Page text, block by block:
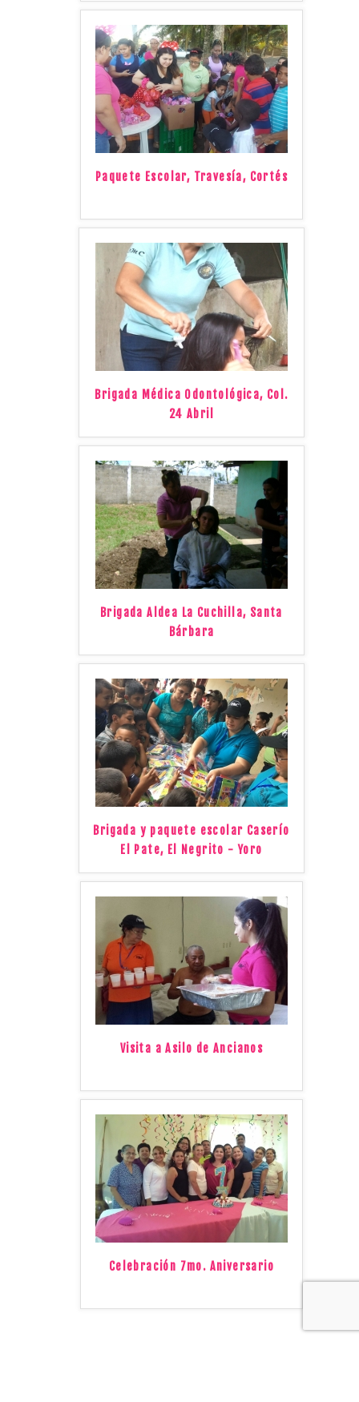
Paquete Escolar, Travesía, Cortés
Brigada Médica Odontológica, Col.
24 Abril
Brigada Aldea La Cuchilla, Santa
Bárbara
Brigada y paquete escolar Caserío
El Pate, El Negrito - Yoro
Visita a Asilo de Ancianos
Celebración 7mo. Aniversario